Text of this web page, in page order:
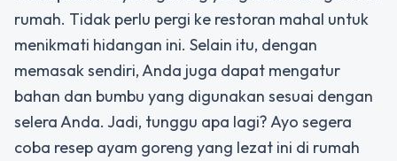
rumah. Tidak perlu pergi ke restoran mahal untuk
menikmati hidangan ini. Selain itu, dengan
memasak sendiri, Anda juga dapat mengatur
bahan dan bumbu yang digunakan sesuai dengan
selera Anda. Jadi, tunggu apa lagi? Ayo segera
coba resep ayam goreng yang lezat ini di rumah